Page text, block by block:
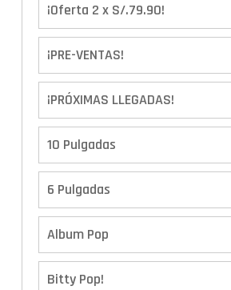
¡Oferta 2 x S/.79.90!
¡PRE-VENTAS!
¡PRÓXIMAS LLEGADAS!
10 Pulgadas
6 Pulgadas
Album Pop
Bitty Pop!